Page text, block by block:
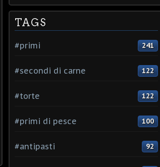
TAGS
#primi 241
#secondi di carne 122
#torte 122
#primi di pesce 100
#antipasti 92